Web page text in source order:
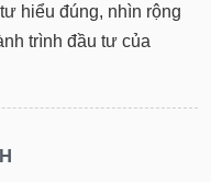
hiểu đúng, nhìn rộng
trình đầu tư của